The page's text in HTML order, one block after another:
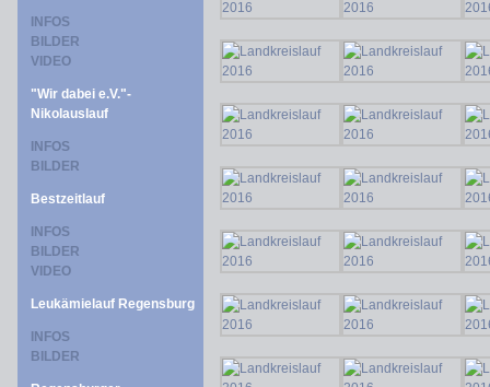
INFOS
BILDER
VIDEO
"Wir dabei e.V."-
Nikolauslauf
INFOS
BILDER
Bestzeitlauf
INFOS
BILDER
VIDEO
Leukämielauf Regensburg
INFOS
BILDER